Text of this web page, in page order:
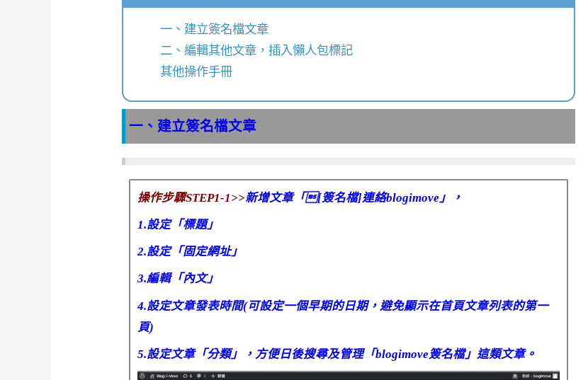
一、建立簽名檔文章
二、編輯其他文章，插入懶人包標記
其他操作手冊
一、建立簽名檔文章
操作步驟STEP1-1>>新增文章「[簽名檔]連絡blogimove」，
1.設定「標題」
2.設定「固定網址」
3.編輯「內文」
4.設定文章發表時間(可設定一個早期的日期，避免顯示在首頁文章列表的第一
頁)
5.設定文章「分類」，方便日後搜尋及管理「blogimove簽名檔」這類文章。